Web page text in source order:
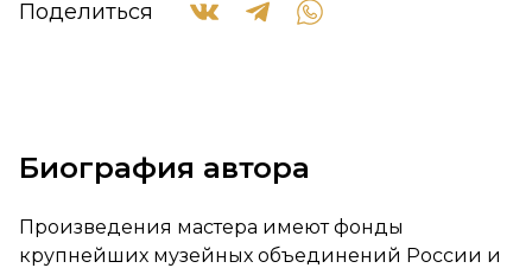
Поделиться
Биография автора
Произведения мастера имеют фонды
крупнейших музейных объединений России и